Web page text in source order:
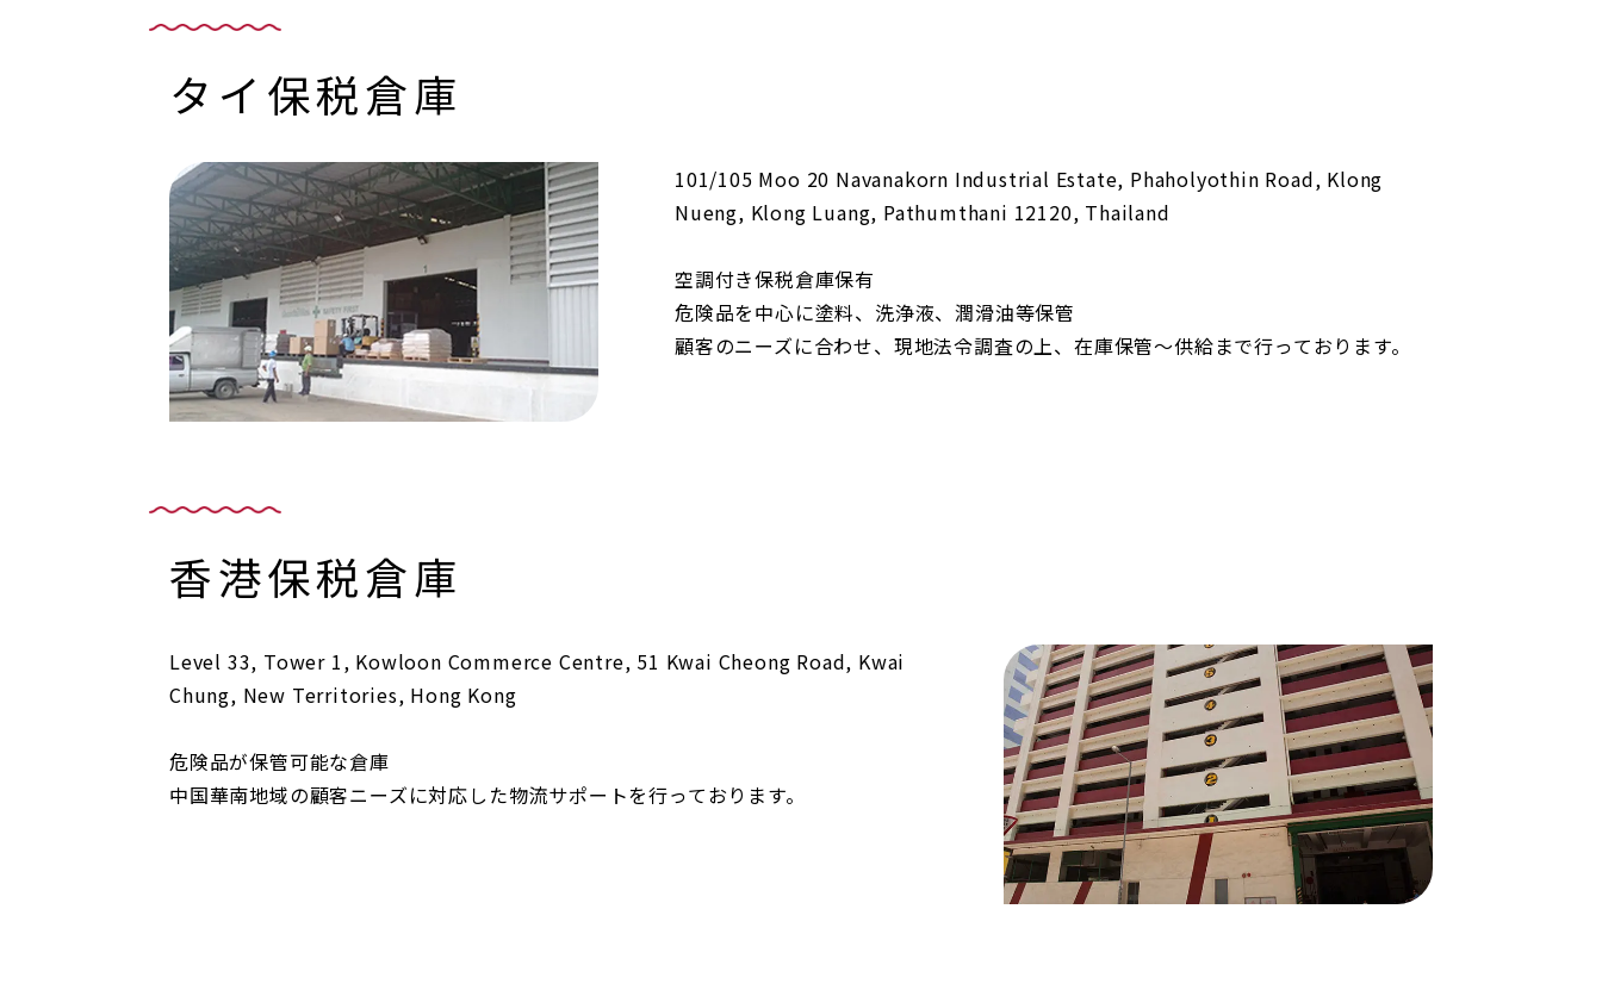
タイ保税倉庫
101/105 Moo 20 Navanakorn Industrial Estate, Phaholyothin Road, Klong
Nueng, Klong Luang, Pathumthani 12120, Thailand
空調付き保税倉庫保有
危険品を中心に塗料、洗浄液、潤滑油等保管
顧客のニーズに合わせ、現地法令調査の上、在庫保管〜供給まで行っております。
香港保税倉庫
Level 33, Tower 1, Kowloon Commerce Centre, 51 Kwai Cheong Road, Kwai
Chung, New Territories, Hong Kong
危険品が保管可能な倉庫
中国華南地域の顧客ニーズに対応した物流サポートを行っております。